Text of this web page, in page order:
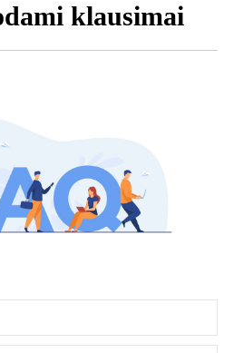
klausimai